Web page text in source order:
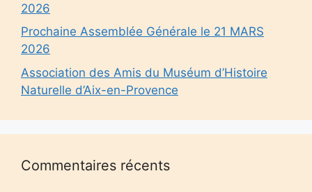
2026
Prochaine Assemblée Générale le 21 MARS
2026
Association des Amis du Muséum d’Histoire
Naturelle d’Aix-en-Provence
Commentaires récents